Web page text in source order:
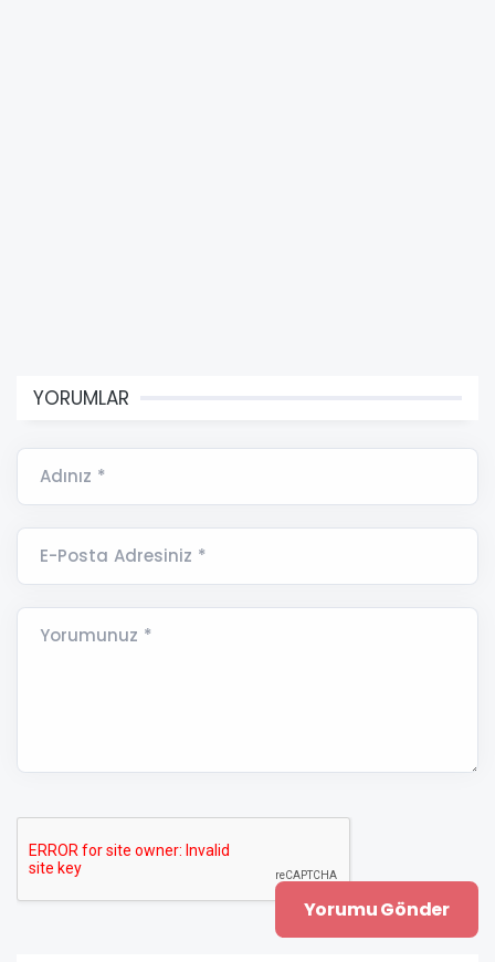
YORUMLAR
Adınız *
E-Posta Adresiniz *
Yorumunuz *